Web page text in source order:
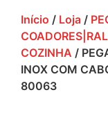
Início / Loja /
COZINHA /
INOX COM
80063